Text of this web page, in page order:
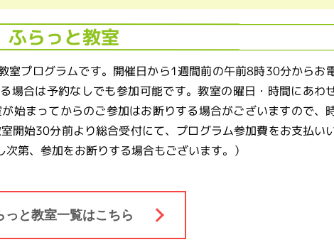
ふらっと教室
室プログラムです。開催日から1週間前の午前8時30分からお
場合は予約なしでも参加可能です。教室の曜日・時間にあわ
始まってからのご参加はお断りする場合がございますので、
開始30分前より総合受付にて、プログラム参加費をお支払い
第、参加をお断りする場合もございます。）
っと教室一覧はこちら